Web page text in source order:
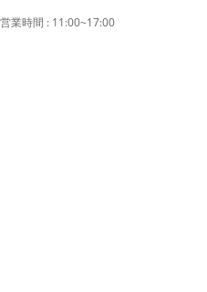
営業時間 : 11:00~17:00